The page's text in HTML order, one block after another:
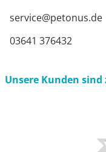
service@petonus.de
03641 376432
Unsere Kunden